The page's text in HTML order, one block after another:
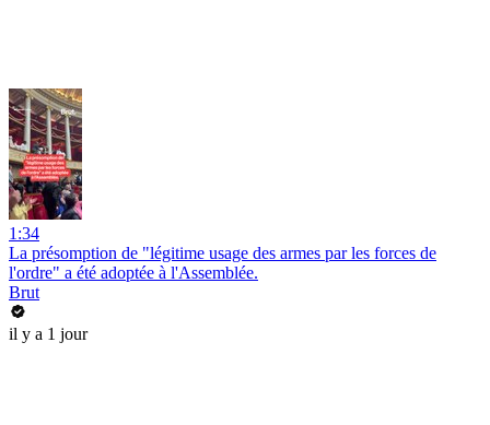
1:34
La présomption de "légitime usage des armes par les forces de
l'ordre" a été adoptée à l'Assemblée.
Brut
il y a 1 jour